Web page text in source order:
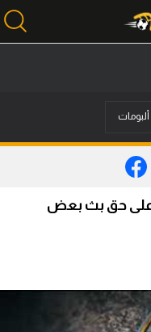
ألبومات
على حق بث بعض